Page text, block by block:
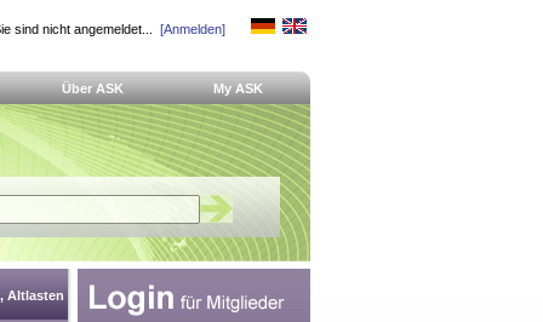
sind nicht angemeldet... [Anmelden]
Über ASK My ASK
Altlasten